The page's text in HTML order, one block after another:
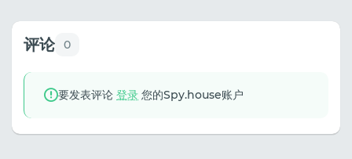
评论 0
要发表评论 登录 您的Spy.house账户